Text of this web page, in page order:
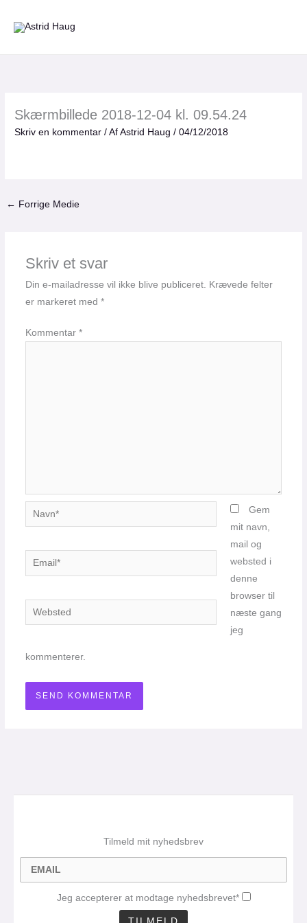
Skærmbillede 2018-12-04 kl. 09.54.24
Skriv en kommentar / AfAstrid Haug/04/12/2018
← Forrige Medie
Skriv et svar
Din e-mailadresse vil ikke blive publiceret. Krævede felter
er markeret med *
Kommentar *
Navn*
Email*
Websted
Gem
mit navn,
mail og
websted i
denne
browser til
næste gang
jeg
kommenterer.
Tilmeld mit nyhedsbrev
Jeg accepterer at modtage nyhedsbrevet*